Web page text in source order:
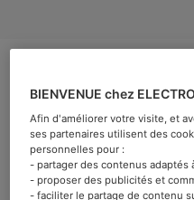
Quel télé
achetez ?
BIENVENUE chez
Afin d'améliorer votre visite, et
ses partenaires utilisent des
personnelles pour :
- partager des contenus adaptés
- proposer des publicités et
- faciliter le partage de contenu